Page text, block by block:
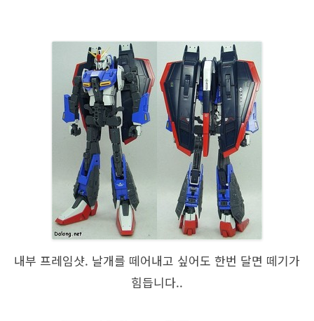
내부 프레임샷. 날개를 떼어내고 싶어도 한번 달면 떼기가
힘듭니다..